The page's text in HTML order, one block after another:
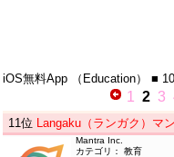
iOS無料App （Education） ■
1 2 3
11位 Langaku（ランガク）マ
Mantra Inc.
カテゴリ： 教育